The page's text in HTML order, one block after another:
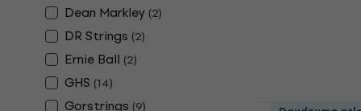
Dean Markley (2)
DR Strings (2)
Ernie Ball (2)
GHS (14)
Gorstrings (9)